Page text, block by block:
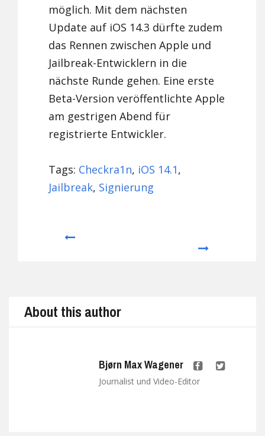
möglich. Mit dem nächsten
Update auf iOS 14.3 dürfte zudem
das Rennen zwischen Apple und
Jailbreak-Entwicklern in die
nächste Runde gehen. Eine erste
Beta-Version veröffentlichte Apple
am gestrigen Abend für
registrierte Entwickler.
Tags: Checkra1n, iOS 14.1,
Jailbreak, Signierung
About this author
Bjørn Max Wagener
Journalist und Video-Editor